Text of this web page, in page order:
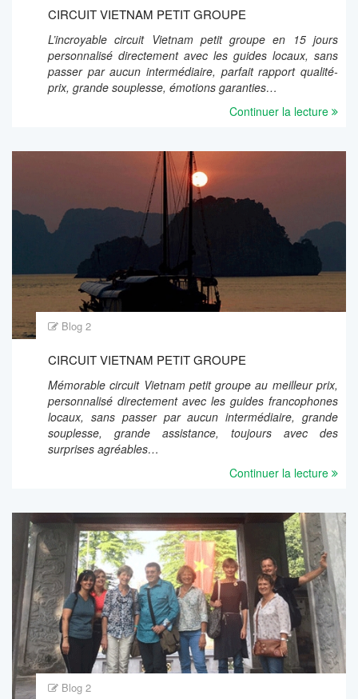
CIRCUIT VIETNAM PETIT GROUPE
L’incroyable circuit Vietnam petit groupe en 15 jours
personnalisé directement avec les guides locaux, sans
passer par aucun intermédiaire, parfait rapport qualité-
prix, grande souplesse, émotions garanties…
Continuer la lecture
Blog 2
CIRCUIT VIETNAM PETIT GROUPE
Mémorable circuit Vietnam petit groupe au meilleur prix,
personnalisé directement avec les guides francophones
locaux, sans passer par aucun intermédiaire, grande
souplesse, grande assistance, toujours avec des
surprises agréables…
Continuer la lecture
Blog 2